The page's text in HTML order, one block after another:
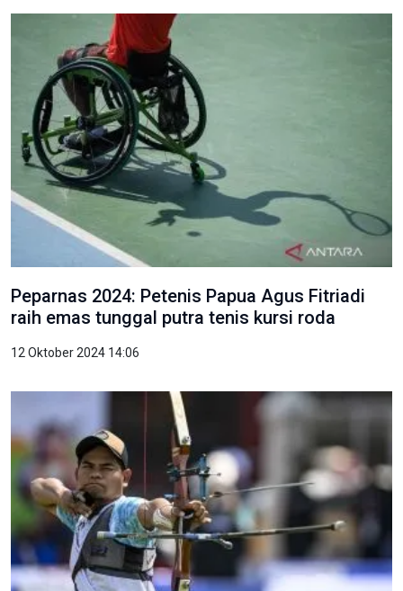
Peparnas 2024: Petenis Papua Agus Fitriadi
raih emas tunggal putra tenis kursi roda
12 Oktober 2024 14:06